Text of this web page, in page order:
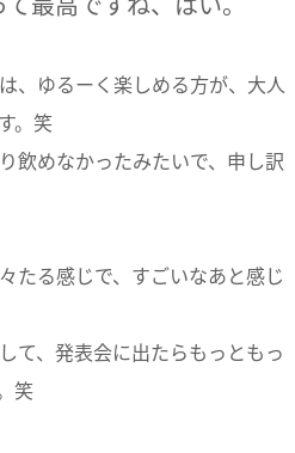
、ゆるーく楽しめる方が、大人
。笑
飲めなかったみたいで、申し訳
たる感じで、すごいなあと感じ
て、発表会に出たらもっともっ
笑